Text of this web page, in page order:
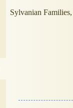
Sylvanian